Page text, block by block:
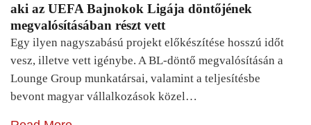
aki az UEFA Bajnokok Ligája döntőjének
megvalósításában részt vett
Egy ilyen nagyszabású projekt előkészítése hosszú időt
vesz, illetve vett igénybe. A BL-döntő megvalósításán a
Lounge Group munkatársai, valamint a teljesítésbe
bevont magyar vállalkozások közel…